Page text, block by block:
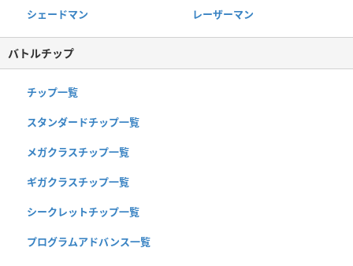
シェードマン レーザーマン
バトルチップ
チップ一覧
スタンダードチップ一覧
メガクラスチップ一覧
ギガクラスチップ一覧
シークレットチップ一覧
プログラムアドバンス一覧